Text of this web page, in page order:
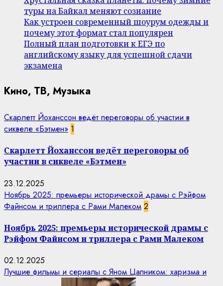
туры на Байкал меняют сознание
Как устроен современный шоурум одежды и
почему этот формат стал популярен
Полный план подготовки к ЕГЭ по
английскому языку для успешной сдачи
экзамена
Кино, ТВ, Музыка
Скарлетт Йоханссон ведёт переговоры об участии в
сиквеле «Бэтмен» 1
Скарлетт Йоханссон ведёт переговоры об
участии в сиквеле «Бэтмен»
23.12.2025
Ноябрь 2025: премьеры исторической драмы с Рэйфом
Файнсом и триллера с Рами Малеком 2
Ноябрь 2025: премьеры исторической драмы с
Рэйфом Файнсом и триллера с Рами Малеком
02.12.2025
Лучшие фильмы и сериалы с Яном Цапником: харизма и